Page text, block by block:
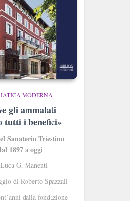
MODERNA
gli ammalati
tutti i benefici»
Sanatorio Triestino
1897 a oggi
G. Manenti
di Roberto Spazzali
dalla fondazione